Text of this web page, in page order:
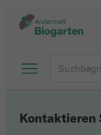
Kontaktieren